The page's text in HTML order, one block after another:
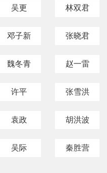
吴更 林双君
邓子新 张晓君
魏冬青 赵一雷
许平 张雪洪
袁政 胡洪波
吴际 秦胜营